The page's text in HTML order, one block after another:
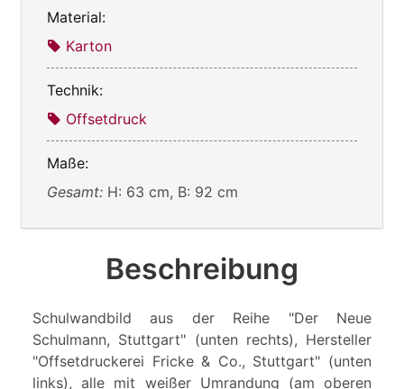
Material:
Karton
Technik:
Offsetdruck
Maße:
Gesamt: H: 63 cm, B: 92 cm
Beschreibung
Schulwandbild aus der Reihe "Der Neue
Schulmann, Stuttgart" (unten rechts), Hersteller
"Offsetdruckerei Fricke & Co., Stuttgart" (unten
links), alle mit weißer Umrandung (am oberen